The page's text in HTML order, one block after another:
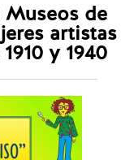
de
artistas
y 1940